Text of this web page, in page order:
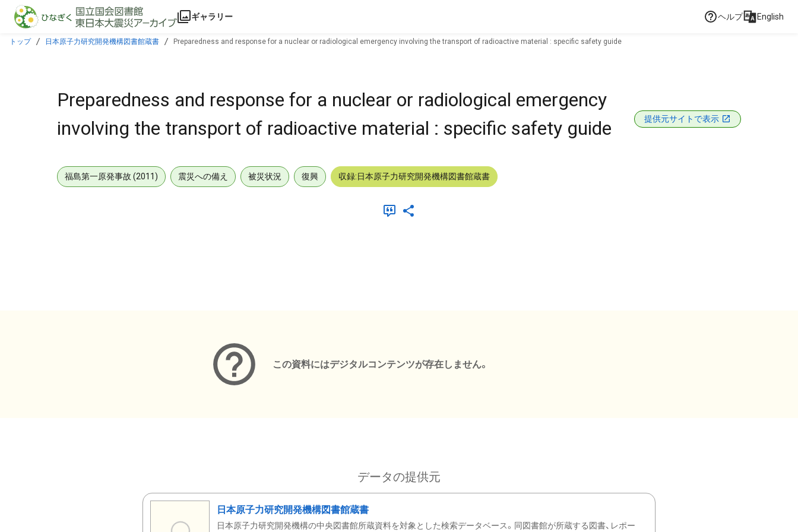
本文に飛ぶ
ギャラリー ヘルプ English
トップ 日本原子力研究開発機構図書館蔵書 Preparedness and response for a nuclear or radiological emergency involving the transport of radioactive material : specific safety guide
Preparedness and response for a nuclear or radiological emergency
involving the transport of radioactive material : specific safety guide
提供元サイトで表示
福島第一原発事故 (2011) 震災への備え 被災状況 復興 収録:日本原子力研究開発機構図書館蔵書
この資料にはデジタルコンテンツが存在しません。
データの提供元
日本原子力研究開発機構図書館蔵書
日本原子力研究開発機構の中央図書館所蔵資料を対象とした検索データベース。同図書館が所蔵する図書、レポー